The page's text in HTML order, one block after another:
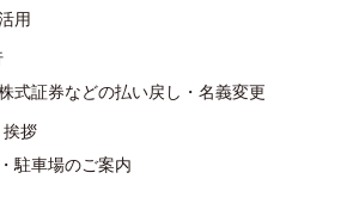
用
式証券などの払い戻し・名義変更
挨拶
駐車場のご案内